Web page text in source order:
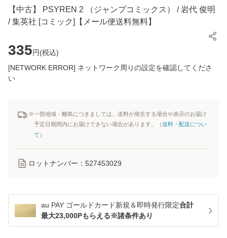
【中古】 PSYREN 2 （ジャンプコミックス） / 岩代 俊明
/ 集英社 [コミック]【メール便送料無料】
335円(税込)
[NETWORK ERROR] ネットワーク周りの設定を確認してくださ
い
※一部地域・離島につきましては、送料が発生する場合や表示のお届け
予定日期間内にお届けできない場合があります。（送料・配送につい
て ）
ロットナンバー： 527453029
au PAY ゴールドカード新規＆即時発行限定合計
最大23,000Pもらえる※諸条件あり